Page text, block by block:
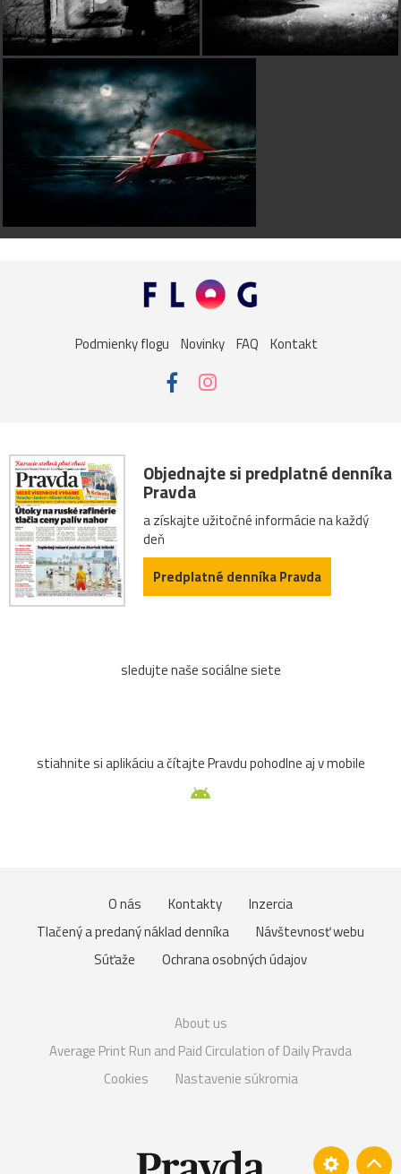
Podmienky flogu Novinky FAQ Kontakt
Objednajte si predplatné denníka
Pravda
a získajte užitočné informácie na každý
deň
Predplatné denníka Pravda
sledujte naše sociálne siete
stiahnite si aplikáciu a čítajte Pravdu pohodlne aj v mobile
O nás Kontakty
Inzercia
Tlačený a predaný náklad denníka
Návštevnosť webu
Súťaže
Ochrana osobných údajov
About us
Average Print Run and Paid Circulation of Daily Pravda
Cookies
Nastavenie súkromia